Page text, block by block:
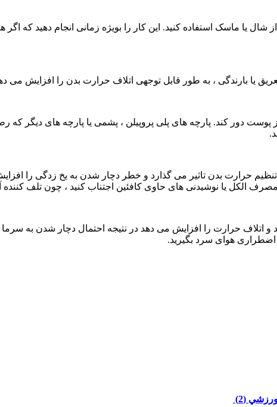
شال یا ماسک استفاده کنید. این کار را بویژه زمانی انجام دهید که
یا بارندگی ، به طور قابل توجهی اتلاف حرارت بدن را افزایش می
پوست دور کند. پارچه های پلی پروپیلن ، پشمی یا پارچه های دیگر
حرارت بدن تاثیر می گذارد و خطر دچار شدن به یخ زدگی را
الکل یا نوشیدنی های حاوی کافئین اجتناب کنید ، چون تلف
و اتلاف حرارت را افزایش می دهد در نتیجه احتمال دچار شدن به
اضطراری هوای سرد بگیرید.
(2)